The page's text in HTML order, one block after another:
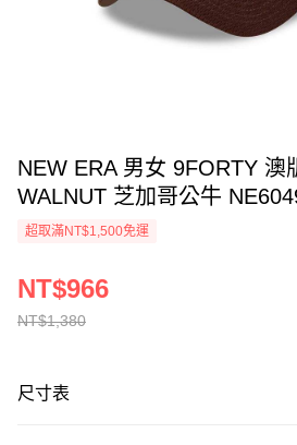
NEW ERA 男女 9FORTY 澳
WALNUT 芝加哥公牛
超取滿NT$1,500免運
NT$1,380
NT$966
尺寸表